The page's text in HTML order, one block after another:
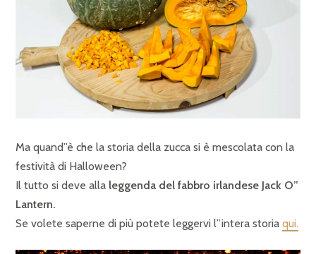
Ma quand”è che la storia della zucca si è mescolata con la
festività di Halloween?
Il tutto si deve alla leggenda del fabbro irlandese Jack O”
Lantern.
Se volete saperne di più potete leggervi l”intera storia qui.